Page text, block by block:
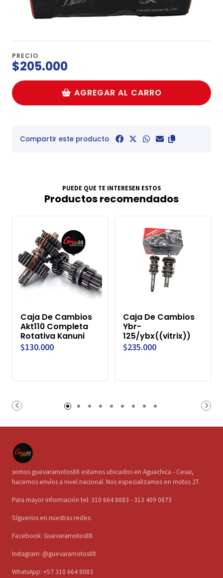
PRECIO
$205.000
AGREGAR AL CARRO
Compartir este producto
PUEDE QUE TE INTERESEN ESTOS
Productos recomendados
Caja De Cambios
Akt110 Completa
Rotativa Kanuni
$130.000
Caja De Cambios
Ybr-
125/ybx((vitrix))
$235.000
somos guevaramotos88 estamos ubicados en Aguachica - Cesar,
hacemos envíos a nivel nacional. Nos especializamos en motos 2T.
Para mayor información tel: 310 664 8083 - 313 409 0873
Síguenos en nuestras redes:
Facebook: Guevaramotos88
Instagram: @guevaramotos88
WhatsApp: +57 310 664 8083